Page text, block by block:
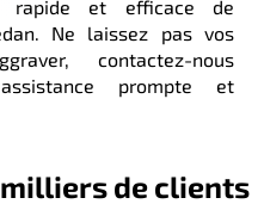
rapide et efficace de
Ne laissez pas vos
contactez-nous
prompte et
de clients